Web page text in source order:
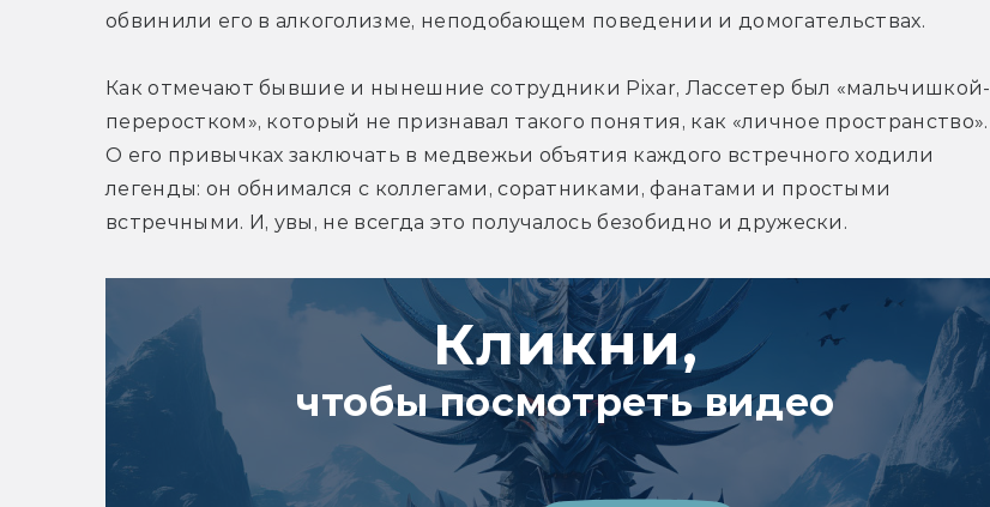
обвинили его в алкоголизме, неподобающем поведении и домогательствах.
Как отмечают бывшие и нынешние сотрудники Pixar, Лассетер был «мальчишкой-
переростком», который не признавал такого понятия, как «личное пространство».
О его привычках заключать в медвежьи объятия каждого встречного ходили
легенды: он обнимался с коллегами, соратниками, фанатами и простыми
встречными. И, увы, не всегда это получалось безобидно и дружески.
Кликни,
чтобы посмотреть видео